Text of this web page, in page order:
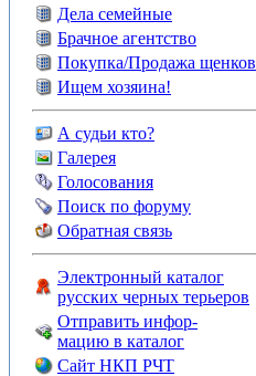
Дела семейные
Брачное агентство
Покупка/Продажа щенков
Ищем хозяина!
А судьи кто?
Галерея
Голосования
Поиск по форуму
Обратная связь
Электронный каталог
русских черных терьеров
Отправить инфор-
мацию в каталог
Сайт НКП РЧТ